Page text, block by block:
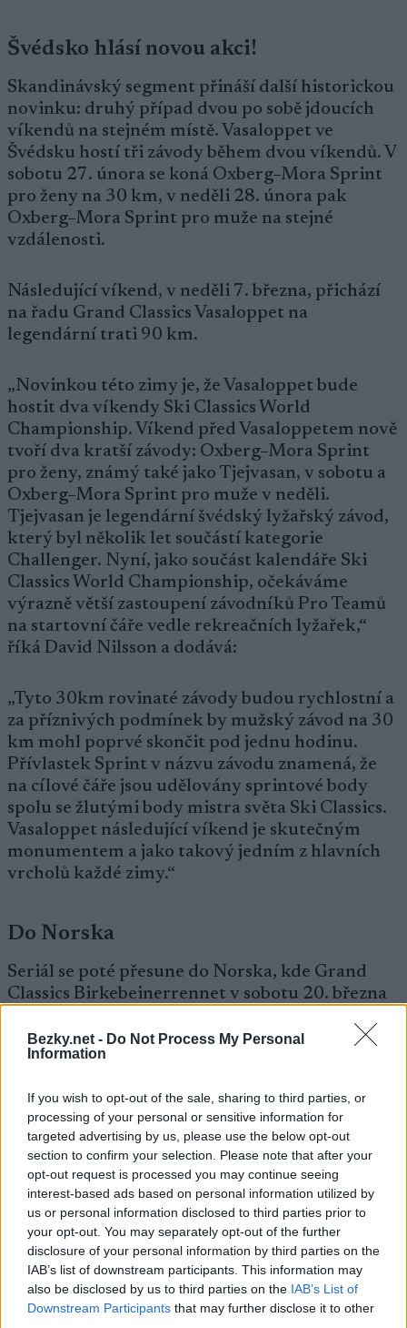
Bezky.net - Do Not Process My Personal
Information
If you wish to opt-out of the sale, sharing to third parties, or
processing of your personal or sensitive information for
targeted advertising by us, please use the below opt-out
section to confirm your selection. Please note that after your
opt-out request is processed you may continue seeing
interest-based ads based on personal information utilized by
us or personal information disclosed to third parties prior to
your opt-out. You may separately opt-out of the further
disclosure of your personal information by third parties on the
IAB’s list of downstream participants. This information may
also be disclosed by us to third parties on the IAB’s List of
Downstream Participants that may further disclose it to other
Švédsko hlásí novou akci!
Skandinávský segment přináší další historickou
novinku: druhý případ dvou po sobě jdoucích
víkendů na stejném místě. Vasaloppet ve
Švédsku hostí tři závody během dvou víkendů. V
sobotu 27. února se koná Oxberg–Mora Sprint
pro ženy na 30 km, v neděli 28. února pak
Oxberg–Mora Sprint pro muže na stejné
vzdálenosti.
Následující víkend, v neděli 7. března, přichází
na řadu Grand Classics Vasaloppet na
legendární trati 90 km.
„Novinkou této zimy je, že Vasaloppet bude
hostit dva víkendy Ski Classics World
Championship. Víkend před Vasaloppetem nově
tvoří dva kratší závody: Oxberg–Mora Sprint
pro ženy, známý také jako Tjejvasan, v sobotu a
Oxberg–Mora Sprint pro muže v neděli.
Tjejvasan je legendární švédský lyžařský závod,
který byl několik let součástí kategorie
Challenger. Nyní, jako součást kalendáře Ski
Classics World Championship, očekáváme
výrazně větší zastoupení závodníků Pro Teamů
na startovní čáře vedle rekreačních lyžařek,“
říká David Nilsson a dodává:
„Tyto 30km rovinaté závody budou rychlostní a
za příznivých podmínek by mužský závod na 30
km mohl poprvé skončit pod jednu hodinu.
Přívlastek Sprint v názvu závodu znamená, že
na cílové čáře jsou udělovány sprintové body
spolu se žlutými body mistra světa Ski Classics.
Vasaloppet následující víkend je skutečným
monumentem a jako takový jedním z hlavních
vrcholů každé zimy.“
Do Norska
Seriál se poté přesune do Norska, kde Grand
Classics Birkebeinerrennet v sobotu 20. března
horami.
„Po volném víkendu po Vasaloppetu se lyžaři
připravují na poslední 500bodový závod Grand
Classics sezóny – velkolepý Birkebeinerrennet.
Letos Birken snížil povinnou hmotnost batohu z
3,5 kg na 2 kg. Birken je, jako vždy, poslední akcí
Grand Classics sezóny,“ říká Nilsson.
Grand Finale na arktickém severu
Ski Classics World Championship poté
vyvrcholí norským dvojzávodem na začátku